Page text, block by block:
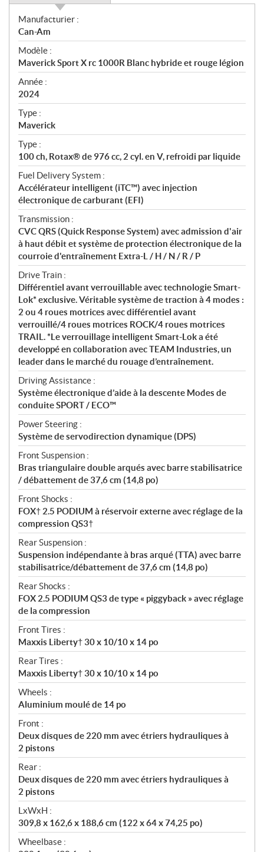
S
p
é
c
i
f
i
c
a
t
i
o
n
s
Manufacturier :
Can-Am
Modèle :
Maverick Sport X rc 1000R Blanc hybride et rouge légion
Année :
2024
Type :
Maverick
Type :
100 ch, Rotax® de 976 cc, 2 cyl. en V, refroidi par liquide
Fuel Delivery System :
Accélérateur intelligent (iTC™) avec injection
électronique de carburant (EFI)
Transmission :
CVC QRS (Quick Response System) avec admission d'air
à haut débit et système de protection électronique de la
courroie d'entraînement Extra-L / H / N / R / P
Drive Train :
Différentiel avant verrouillable avec technologie Smart-
Lok* exclusive. Véritable système de traction à 4 modes :
2 ou 4 roues motrices avec différentiel avant
verrouillé/4 roues motrices ROCK/4 roues motrices
TRAIL. *Le verrouillage intelligent Smart-Lok a été
developpé en collaboration avec TEAM Industries, un
leader dans le marché du rouage d’entraînement.
Driving Assistance :
Système électronique d’aide à la descente Modes de
conduite SPORT / ECO™
Power Steering :
Système de servodirection dynamique (DPS)
Front Suspension :
Bras triangulaire double arqués avec barre stabilisatrice
/ débattement de 37,6 cm (14,8 po)
Front Shocks :
FOX† 2.5 PODIUM à réservoir externe avec réglage de la
compression QS3†
Rear Suspension :
Suspension indépendante à bras arqué (TTA) avec barre
stabilisatrice/débattement de 37,6 cm (14,8 po)
Rear Shocks :
FOX 2.5 PODIUM QS3 de type « piggyback » avec réglage
de la compression
Front Tires :
Maxxis Liberty† 30 x 10/10 x 14 po
Rear Tires :
Maxxis Liberty† 30 x 10/10 x 14 po
Wheels :
Aluminium moulé de 14 po
Front :
Deux disques de 220 mm avec étriers hydrauliques à
2 pistons
Rear :
Deux disques de 220 mm avec étriers hydrauliques à
2 pistons
LxWxH :
309,8 x 162,6 x 188,6 cm (122 x 64 x 74,25 po)
Wheelbase :